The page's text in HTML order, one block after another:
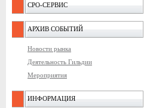
СРО-СЕРВИС
АРХИВ СОБЫТИЙ
Новости рынка
Деятельность Гильдии
Мероприятия
ИНФОРМАЦИЯ